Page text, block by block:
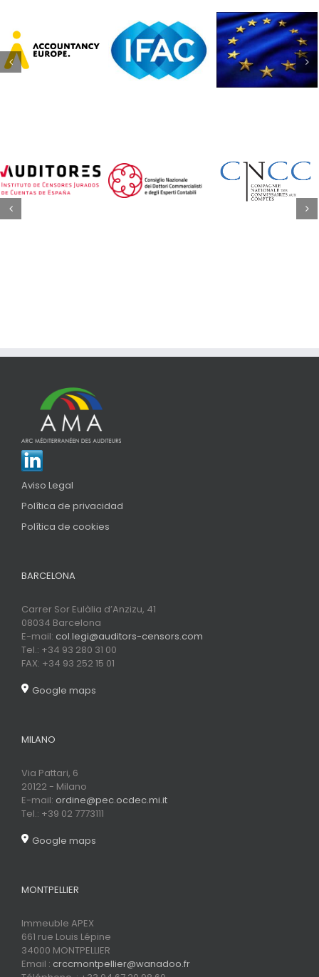
Aviso Legal
Política de privacidad
Política de cookies
BARCELONA
Carrer Sor Eulàlia d’Anzizu, 41
08034 Barcelona
E-mail: col.legi@auditors-censors.com
Tel.: +34 93 280 31 00
FAX: +34 93 252 15 01
Google maps
MILANO
Via Pattari, 6
20122 - Milano
E-mail: ordine@pec.ocdec.mi.it
Tel.: +39 02 7773111
Google maps
MONTPELLIER
Immeuble APEX
661 rue Louis Lépine
34000 MONTPELLIER
Email : crccmontpellier@wanadoo.fr